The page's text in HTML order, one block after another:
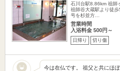
石川台駅8.86km 祖師
祖師谷大蔵駅より徒
号を杉並方…
営業時間
入浴料金 500円～
日帰り 切り傷
今は在仏です。 祖父と共にほ